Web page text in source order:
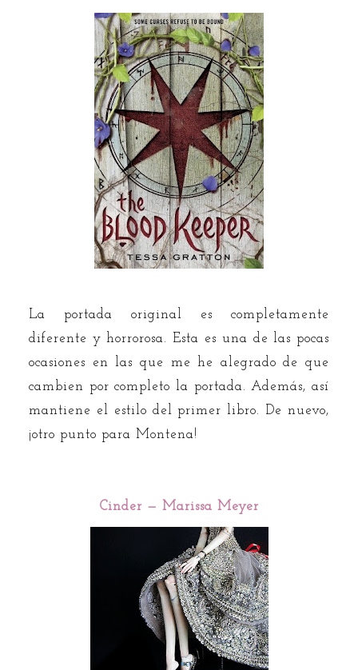
La portada original es completamente
diferente y horrorosa. Esta es una de las pocas
ocasiones en las que me he alegrado de que
cambien por completo la portada. Además, así
mantiene el estilo del primer libro. De nuevo,
¡otro punto para Montena!
Cinder — Marissa Meyer